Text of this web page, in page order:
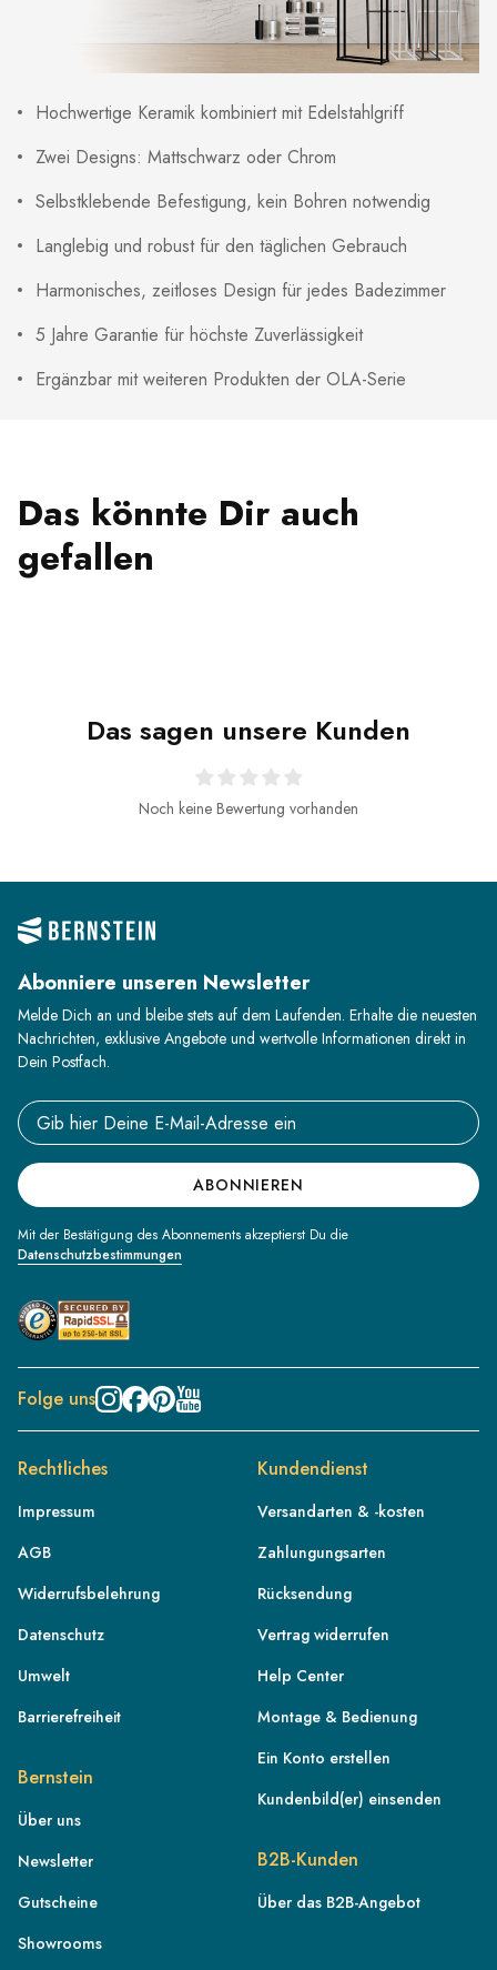
Hochwertige Keramik kombiniert mit Edelstahlgriff
Zwei Designs: Mattschwarz oder Chrom
Selbstklebende Befestigung, kein Bohren notwendig
Langlebig und robust für den täglichen Gebrauch
Harmonisches, zeitloses Design für jedes Badezimmer
5 Jahre Garantie für höchste Zuverlässigkeit
Ergänzbar mit weiteren Produkten der OLA-Serie
Das könnte Dir auch
gefallen
Das sagen unsere Kunden
Noch keine Bewertung vorhanden
Abonniere unseren Newsletter
Melde Dich an und bleibe stets auf dem Laufenden. Erhalte die neuesten
Nachrichten, exklusive Angebote und wertvolle Informationen direkt in
Dein Postfach.
Email address
ABONNIEREN
Mit der Bestätigung des Abonnements akzeptierst Du die
Datenschutzbestimmungen
Folge uns
Rechtliches
Impressum
AGB
Widerrufsbelehrung
Datenschutz
Umwelt
Barrierefreiheit
Bernstein
Über uns
Newsletter
Gutscheine
Showrooms
Kundendienst
Versandarten & -kosten
Zahlungungsarten
Rücksendung
Vertrag widerrufen
Help Center
Montage & Bedienung
Ein Konto erstellen
Kundenbild(er) einsenden
B2B-Kunden
Über das B2B-Angebot
AT
CH
FR